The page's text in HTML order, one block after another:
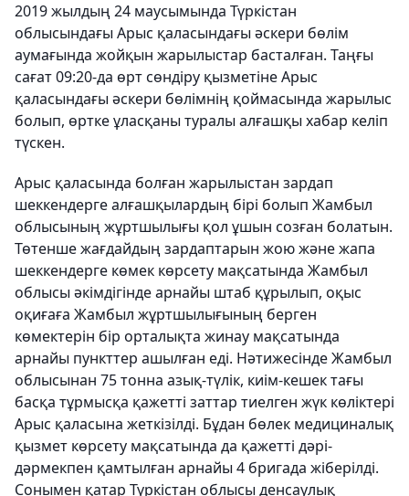
2019 жылдың 24 маусымында Түркістан
облысындағы Арыс қаласындағы әскери бөлім
аумағында жойқын жарылыстар басталған. Таңғы
сағат 09:20-да өрт сөндіру қызметіне Арыс
қаласындағы әскери бөлімнің қоймасында жарылыс
болып, өртке ұласқаны туралы алғашқы хабар келіп
түскен.
Арыс қаласында болған жарылыстан зардап
шеккендерге алғашқылардың бірі болып Жамбыл
облысының жұртшылығы қол ұшын созған болатын.
Төтенше жағдайдың зардаптарын жою және жапа
шеккендерге көмек көрсету мақсатында Жамбыл
облысы әкімдігінде арнайы штаб құрылып, оқыс
оқиғаға Жамбыл жұртшылығының берген
көмектерін бір орталықта жинау мақсатында
арнайы пункттер ашылған еді. Нәтижесінде Жамбыл
облысынан 75 тонна азық-түлік, киім-кешек тағы
басқа тұрмысқа қажетті заттар тиелген жүк көліктері
Арыс қаласына жеткізілді. Бұдан бөлек медициналық
қызмет көрсету мақсатында да қажетті дәрі-
дәрмекпен қамтылған арнайы 4 бригада жіберілді.
Сонымен қатар Түркістан облысы денсаулық